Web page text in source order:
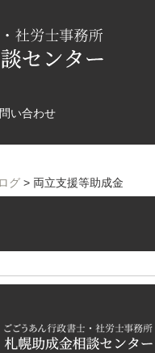
い合わせ
グ > 両立支援等助成金